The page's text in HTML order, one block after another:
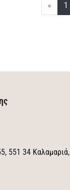
« 1
551 34 Καλαμαριά,